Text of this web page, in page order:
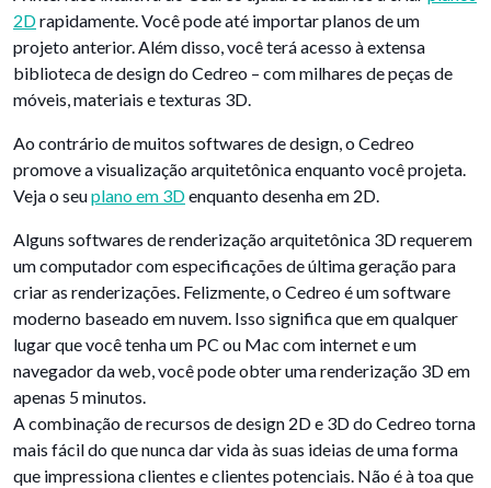
2Drapidamente. Você pode até importar planos de um
projeto anterior. Além disso, você terá acesso à extensa
biblioteca de design do Cedreo – com milhares de peças de
móveis, materiais e texturas 3D.
Ao contrário de muitos softwares de design, o Cedreo
promove a visualização arquitetônica enquanto você projeta.
Veja o seuplano em 3Denquanto desenha em 2D.
Alguns softwares de renderização arquitetônica 3D requerem
um computador com especificações de última geração para
criar as renderizações. Felizmente, o Cedreo é um software
moderno baseado em nuvem. Isso significa que em qualquer
lugar que você tenha um PC ou Mac com internet e um
navegador da web, você pode obter uma renderização 3D em
apenas 5 minutos.
A combinação de recursos de design 2D e 3D do Cedreo torna
mais fácil do que nunca dar vida às suas ideias de uma forma
que impressiona clientes e clientes potenciais. Não é à toa que